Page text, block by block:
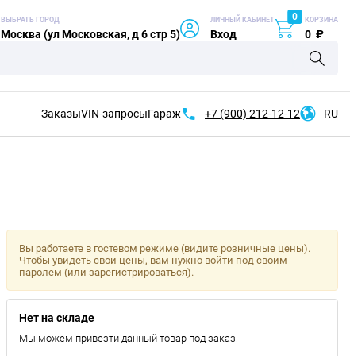
ВЫБРАТЬ ГОРОД
Москва (ул Московская, д 6 стр 5)
ЛИЧНЫЙ КАБИНЕТ
Вход
0 КОРЗИНА
0 ₽
ЗаказыVIN-запросыГараж +7 (900) 212-12-12 RU
Вы работаете в гостевом режиме (видите розничные цены).
Чтобы увидеть свои цены, вам нужно войти под своим
паролем (или зарегистрироваться).
Нет на складе
Мы можем привезти данный товар под заказ.